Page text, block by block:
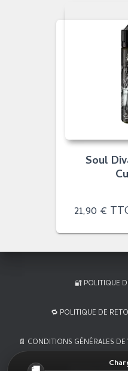
Soul
21,90 €
🔐 POLITIQUE
🔁 POLITIQUE DE
📄 CONDITIONS GÉNÉRALES DE